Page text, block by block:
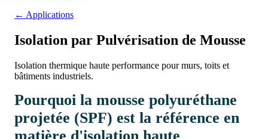
← Applications
Isolation par Pulvérisation de Mousse
Isolation thermique haute performance pour murs, toits et
bâtiments industriels.
Pourquoi la mousse polyuréthane
projetée (SPF) est la référence en